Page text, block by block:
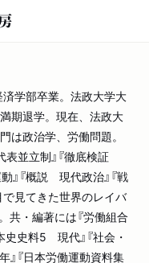
学部卒業。法政大学大
期退学。現在、法政大
は政治学、労働問題。
並立制』『徹底検証
』『概説 現代政治』『戦
で見てきた世界のレイバ
共・編著には『労働組合
史史料5 現代』『社会・
』『日本労働運動資料集